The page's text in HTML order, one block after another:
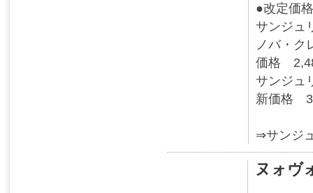
●改定
サンジュ
ノバ・
価格
サンジ
新価格
⇒サンジ
ヌォヴ